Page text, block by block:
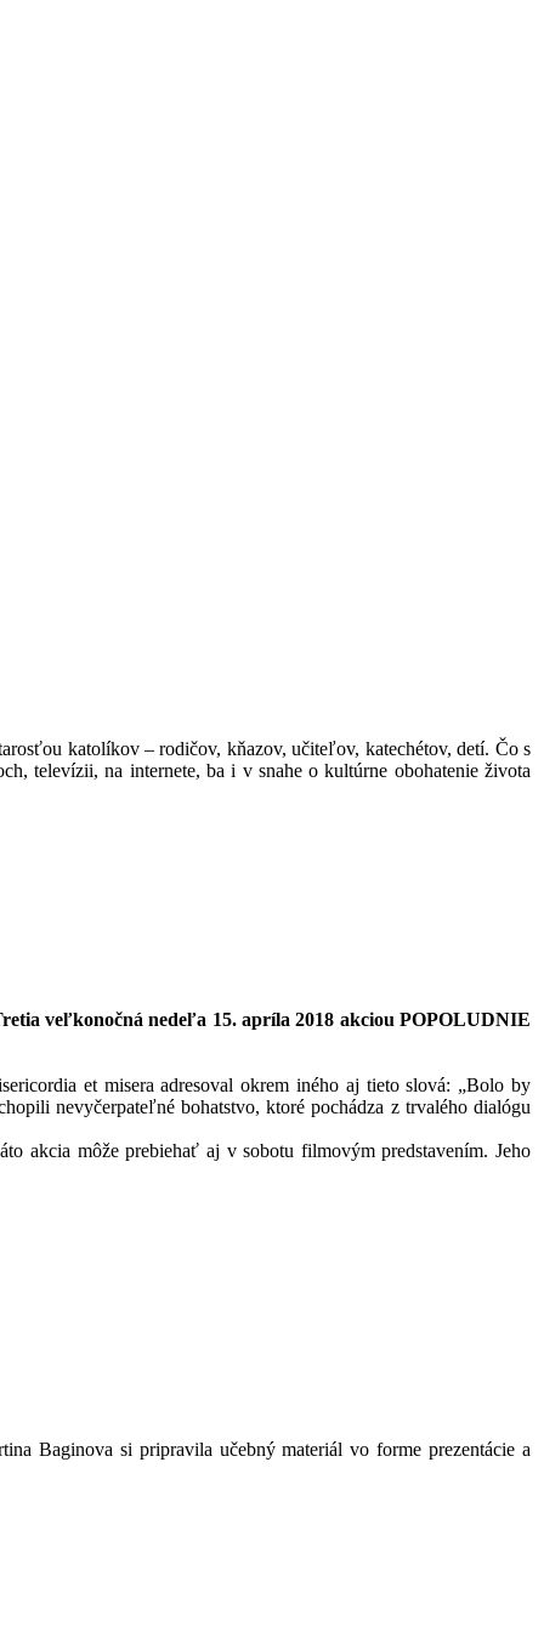
katolíkov – rodičov, kňazov, učiteľov, katechétov, detí. Čo s
televízii, na internete, ba i v snahe o kultúrne obohatenie života
veľkonočná nedeľa 15. apríla 2018 akciou POPOLUDNIE
et misera adresoval okrem iného aj tieto slová: „Bolo by
nevyčerpateľné bohatstvo, ktoré pochádza z trvalého dialógu
môže prebiehať aj v sobotu filmovým predstavením. Jeho
Baginova si pripravila učebný materiál vo forme prezentácie a